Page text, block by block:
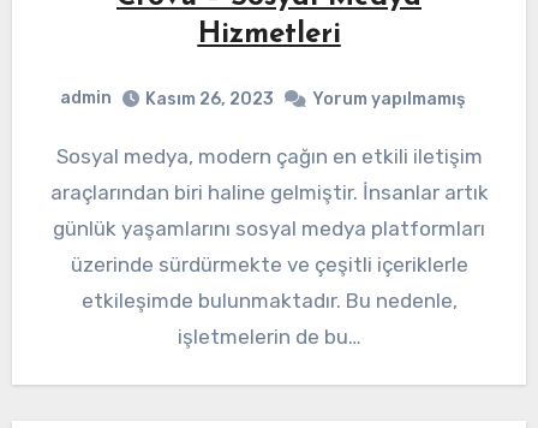
Hizmetleri
admin Kasım 26, 2023 Yorum yapılmamış
Sosyal medya, modern çağın en etkili iletişim
araçlarından biri haline gelmiştir. İnsanlar artık
günlük yaşamlarını sosyal medya platformları
üzerinde sürdürmekte ve çeşitli içeriklerle
etkileşimde bulunmaktadır. Bu nedenle,
işletmelerin de bu…